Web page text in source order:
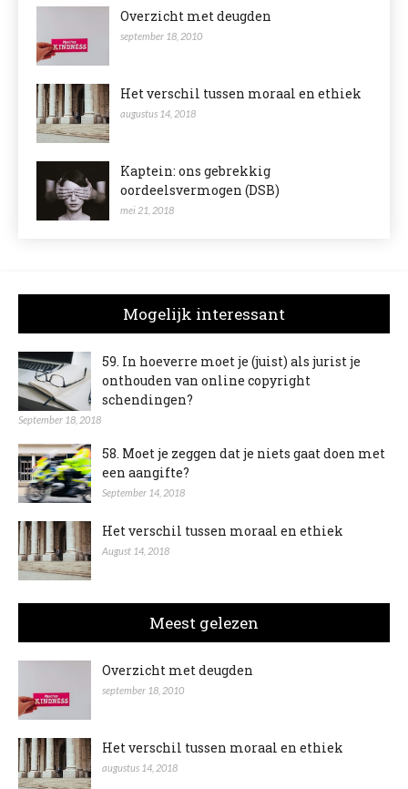
Overzicht met deugden
september 18, 2010
Het verschil tussen moraal en ethiek
augustus 14, 2018
Kaptein: ons gebrekkig
oordeelsvermogen (DSB)
mei 21, 2018
Mogelijk interessant
59. In hoeverre moet je (juist) als jurist je
onthouden van online copyright
schendingen?
September 18, 2018
58. Moet je zeggen dat je niets gaat doen met
een aangifte?
September 14, 2018
Het verschil tussen moraal en ethiek
August 14, 2018
Meest gelezen
Overzicht met deugden
september 18, 2010
Het verschil tussen moraal en ethiek
augustus 14, 2018